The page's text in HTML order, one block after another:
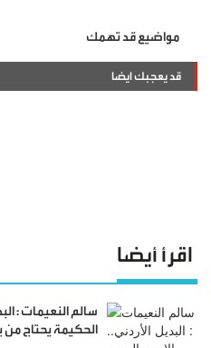
مواضيع قد تهمك
قد يعجبك ايضا
اقرأ أيضا
سالم النعيمات :
الحكيمة يحتاج من